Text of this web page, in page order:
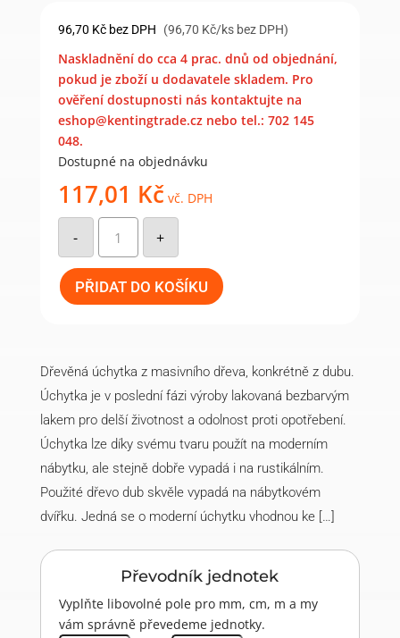
96,70 Kč bez DPH (96,70 Kč/ks bez DPH)
Naskladnění do cca 4 prac. dnů od objednání,
pokud je zboží u dodavatele skladem. Pro
ověření dostupnosti nás kontaktujte na
eshop@kentingtrade.cz nebo tel.: 702 145
048.
Dostupné na objednávku
117,01 Kč vč. DPH
-
Nábytková
úchytka
NODY
dub
lakovaný
128
mm
množství
+
PŘIDAT DO KOŠÍKU
Dřevěná úchytka z masivního dřeva, konkrétně z dubu.
Úchytka je v poslední fázi výroby lakovaná bezbarvým
lakem pro delší životnost a odolnost proti opotřebení.
Úchytka lze díky svému tvaru použít na moderním
nábytku, ale stejně dobře vypadá i na rustikálním.
Použité dřevo dub skvěle vypadá na nábytkovém
dvířku. Jedná se o moderní úchytku vhodnou ke […]
Převodník jednotek
Vyplňte libovolné pole pro mm, cm, m a my
vám správně převedeme jednotky.